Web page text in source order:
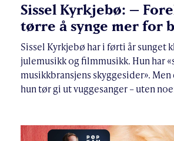
Sissel Kyrkjebø: –
tørre å synge mer for
Sissel Kyrkjebø har i førti år sunget
julemusikk og filmmusikk. Hun har
musikkbransjens skyggesider».
hun tør gi ut vuggesanger – uten